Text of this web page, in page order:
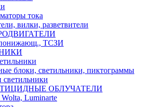
тока
вилки, разветвители
ТСЗИ
блоки, светильники, пиктограммы
светильники
ОБЛУЧАТЕЛИ
Luminarte